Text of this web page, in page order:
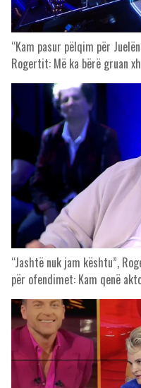
“Kam pasur pëlqim për
Rogertit: Më ka bërë gruan
“Jashtë nuk jam kështu”,
për ofendimet: Kam qenë